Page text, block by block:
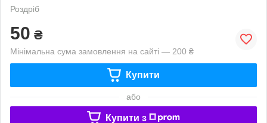
Роздріб
50 ₴
Мінімальна сума замовлення на сайті — 200 ₴
Купити
або
Купити з